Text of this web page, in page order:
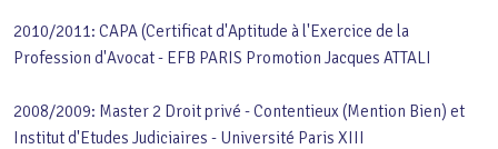
2010/2011: CAPA (Certificat d'Aptitude à l'Exercice de la
Profession d'Avocat - EFB PARIS Promotion Jacques ATTALI
2008/2009: Master 2 Droit privé - Contentieux (Mention Bien) et
Institut d'Etudes Judiciaires - Université Paris XIII